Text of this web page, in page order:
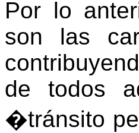
Por lo
son las
de todos
�tránsito